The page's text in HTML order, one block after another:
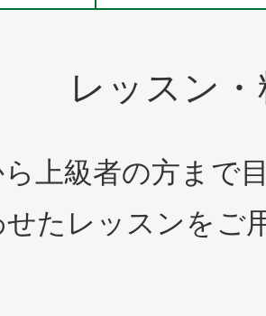
レッスン
上級者の方まで
せたレッスンをご